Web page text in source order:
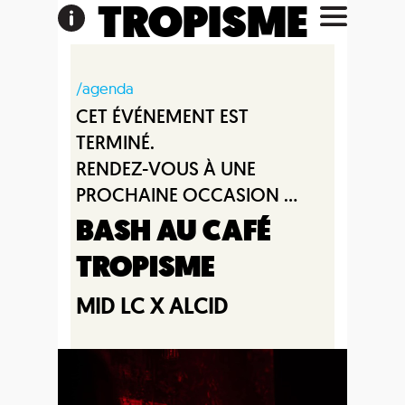
TROPISME
/agenda
CET ÉVÉNEMENT EST
TERMINÉ.
RENDEZ-VOUS À UNE
PROCHAINE OCCASION ...
BASH AU CAFÉ
TROPISME
MID LC X ALCID